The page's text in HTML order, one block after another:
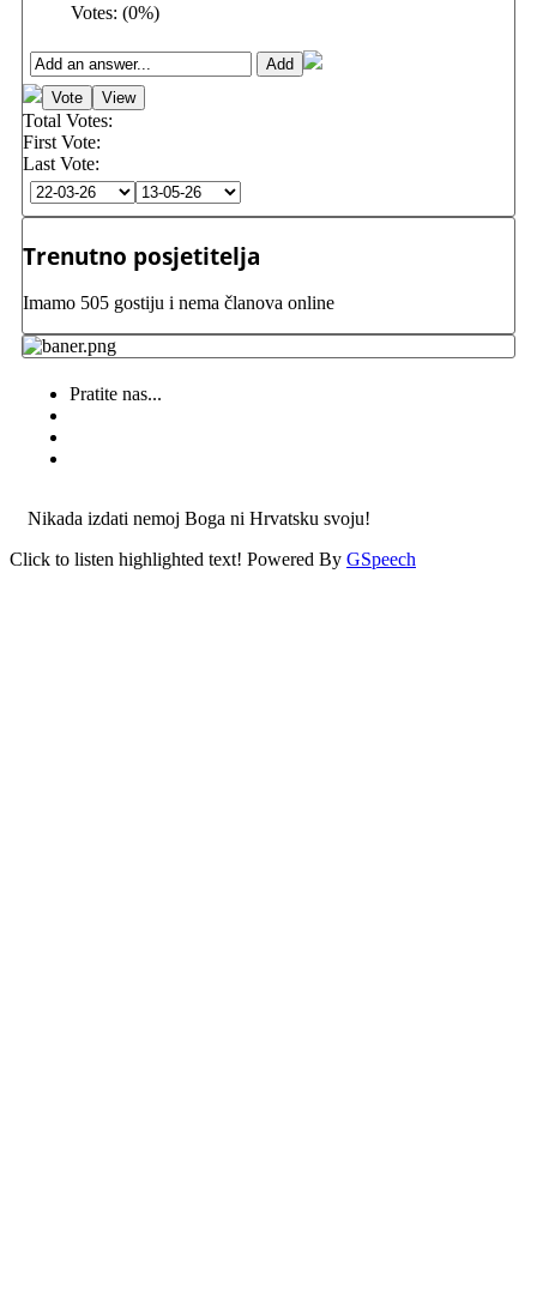
Votes: (0%)
Total Votes:
First Vote:
Last Vote:
Trenutno posjetitelja
Imamo 505 gostiju i nema članova online
Pratite nas...
Nikada izdati nemoj Boga ni Hrvatsku svoju!
Click to listen highlighted text! Powered By GSpeech